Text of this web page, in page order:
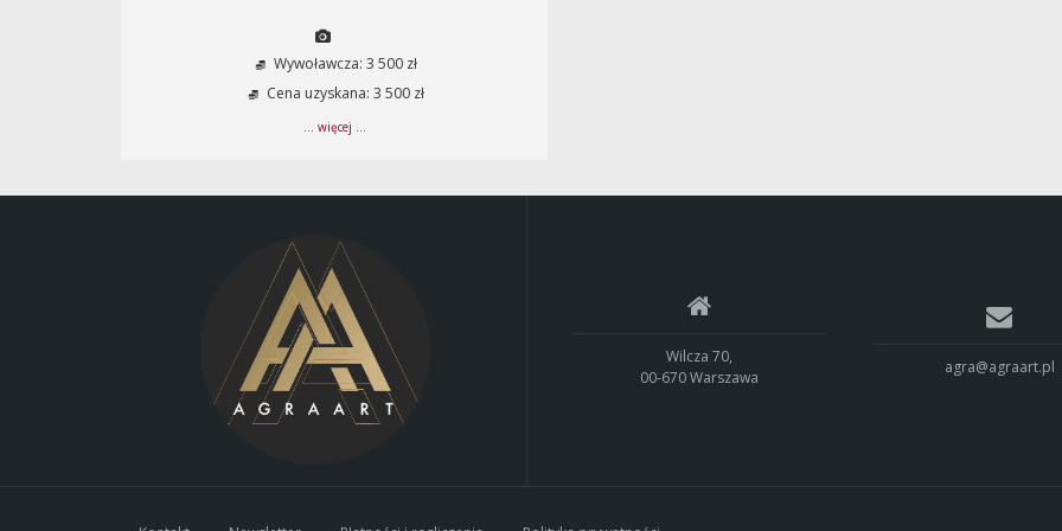
Wywoławcza: 3 500 zł
Cena uzyskana: 3 500 zł
... więcej ...
Wilcza 70,
00-670 Warszawa
agra@agraart.pl